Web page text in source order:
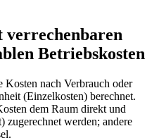
Betriebskosten
Kosten nach Verbrauch oder
(Einzelkosten) berechnet.
dem Raum direkt und
zugerechnet werden; andere